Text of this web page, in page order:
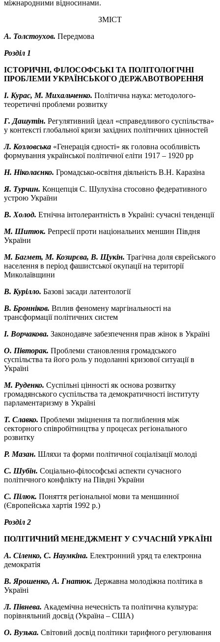
міжнародними відносинами.
ЗМІСТ
А. Толстоухов. Передмова
Розділ 1
ІСТОРИЧНІ, ФІЛОСОФСЬКІ ТА ПОЛІТОЛОГІЧНІ
ПРОБЛЕМИ УКРАЇНСЬКОГО ДЕРЖАВОТВОРЕННЯ
І. Курас, М. Михальченко. Політична наука: методолого-
теоретичні проблеми розвитку
Г. Дашутін. Регулятивний ідеал «справедливого суспільства»
у контексті глобальної кризи західних політичних цінностей
Л. Козловська «Генерація єдності» як головна особливість
формування української політичної еліти 1917 – 1920 рр
Н. Ніколаєнко. Громадсько-освітня діяльність В.Н. Каразіна
Я. Турчин. Концепція С. Шулухіна стосовно федеративного
устрою України
В. Холод. Етнічна інтолерантність в Україні: сучасні тенденції
М. Шитюк. Репресії проти національних меншин Півдня
України
М. Багмет, М. Козирєва, В. Щукін. Трагічна доля єврейського
населення в період фашистської окупації на території
Миколаївщини
В. Курілло. Базові засади латентології
В. Бронніков. Вплив феномену маргінальності на
трансформації політичних систем
І. Ворчакова. Законодавче забезпечення прав жінок в Україні
О. Півторак. Проблеми становлення громадського
суспільства та його роль у подоланні кризової ситуації в
Україні
М. Руденко. Суспільні цінності як основа розвитку
громадянського суспільства та демократичності інституту
парламентаризму в Україні
Т. Славко. Проблеми зміцнення та поглиблення між
секторного співробітництва у процесах регіонального
розвитку
Р. Мазан. Шляхи та форми політичної соціалізації молоді
С. Шубін. Соціально-філософські аспекти сучасного
політичного конфлікту на Півдні України
С. Пілюк. Поняття регіональної мови та меншинної
(Європейська хартія 1992 р.)
Розділ 2
ПОЛІТИЧНИЙ МЕНЕДЖМЕНТ У СУЧАСНІЙ УРКАЇНІ
А. Сіленко, С. Наумкіна. Електронний уряд та електронна
демократія
В. Ярошенко, А. Гнатюк. Державна молодіжна політика в
Україні
Л. Півнева. Академічна нечесність та політична культура:
порівняльний досвід (Україна – США)
О. Вузька. Світовий досвід політики тарифного регулювання